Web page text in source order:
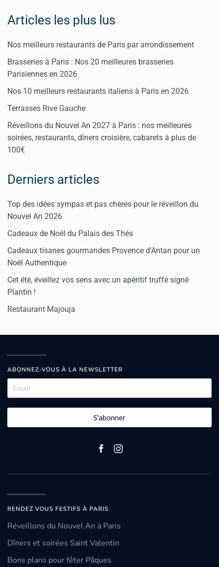
Articles les plus lus
Nos meilleurs restaurants de Paris par arrondissement
Brasseries à Paris : Nos 20 meilleures brasseries
Parisiennes en 2026
Nos 10 meilleurs restaurants italiens à Paris en 2026
Terrasses Rive Gauche
Réveillons du Nouvel An 2027 à Paris : nos meilleures
soirées, restaurants, dîners croisière, cabarets à plus de
100€
Derniers articles
Top des idées sympas et pas chères pour le réveillon du
Nouvel An 2026
Cadeaux de Noël du Palais des Thés
Cadeaux tisanes gourmandes Provence d'Antan pour un
Noël Authentique
Cet été, éveillez vos sens avec un apéritif truffé signé
Plantin !
Restaurant Majouja
ABONNEZ-VOUS À LA NEWSLETTER
S'abonner
RENDEZ VOUS FESTIFS À PARIS
Réveillons du Nouvel An à Paris
Dîners et soirées Saint Valentin
Bons plans pour fêter Pâques